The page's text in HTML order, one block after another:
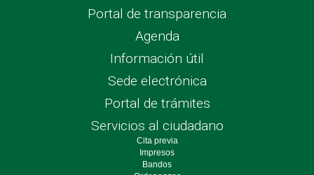
Portal de transparencia
Agenda
Información útil
Sede electrónica
Portal de trámites
Servicios al ciudadano
Cita previa
Impresos
Bandos